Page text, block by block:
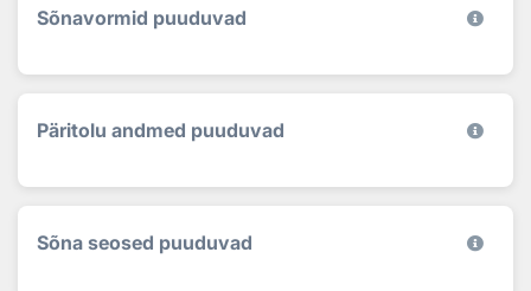
Sõnavormid puuduvad
Päritolu andmed puuduvad
Sõna seosed puuduvad